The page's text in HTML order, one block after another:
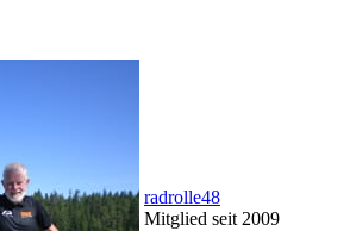
radrolle48
Mitglied seit 2009